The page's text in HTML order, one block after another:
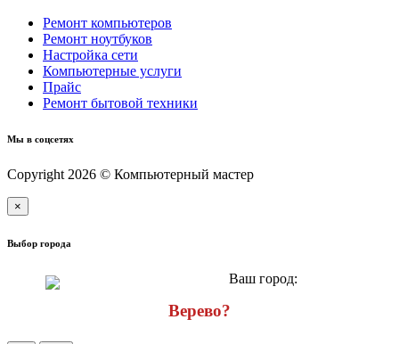
Ремонт компьютеров
Ремонт ноутбуков
Настройка сети
Компьютерные услуги
Прайс
Ремонт бытовой техники
Мы в соцсетях
Copyright 2026 © Компьютерный мастер
×
Выбор города
Ваш город:
Верево?